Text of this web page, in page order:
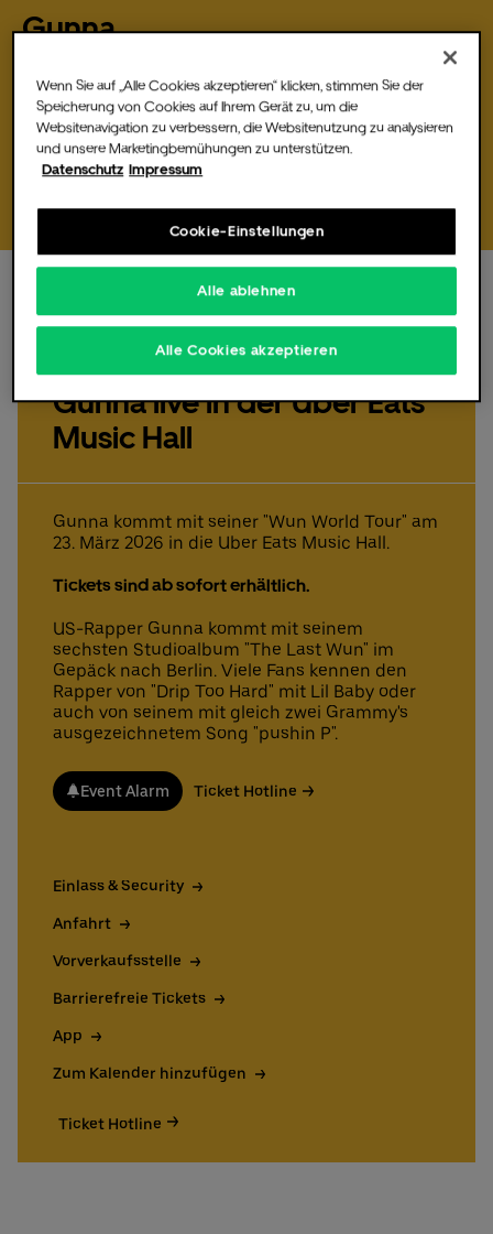
Die Music Hall
Für Veranstalter
Fotos & Videos
Partner
Deutsch
Gunna
Gunna kommt mit seiner "Wun World Tour" am 23. März 2026 in
die Uber Eats Music Hall.…
Tickets bestellen
Mär 2026, 20:00 Uhr, Einlass 18:30 Uhr
Gunna live in der Uber Eats
Music Hall
Gunna kommt mit seiner "Wun World Tour" am
23. März 2026 in die Uber Eats Music Hall.
Tickets sind ab sofort erhältlich.
US-Rapper Gunna kommt mit seinem
sechsten Studioalbum "The Last Wun" im
Gepäck nach Berlin. Viele Fans kennen den
Rapper von "Drip Too Hard" mit Lil Baby oder
auch von seinem mit gleich zwei Grammy's
ausgezeichnetem Song "pushin P".
Event Alarm Ticket Hotline
Einlass & Security
Anfahrt
Vorverkaufsstelle
Barrierefreie Tickets
App
Zum Kalender hinzufügen
Ticket Hotline
Wenn Sie auf „Alle Cookies akzeptieren“ klicken, stimmen Sie der
Speicherung von Cookies auf Ihrem Gerät zu, um die
Websitenavigation zu verbessern, die Websitenutzung zu analysieren
und unsere Marketingbemühungen zu unterstützen.
Datenschutz Impressum
Cookie-Einstellungen
Alle ablehnen
Alle Cookies akzeptieren